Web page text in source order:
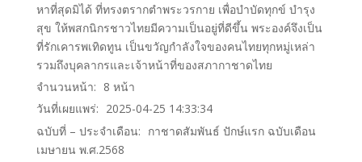
หาที่สุดมิได้ ที่ทรงตรากตําพระวรกาย เพื่อบําบัดทุกข์ บํารุง
สุข ให้พสกนิกรชาวไทยมีความเป็นอยู่ที่ดีขึ้น พระองค์จึงเป็น
ที่รักเคารพเทิดทูน เป็นขวัญกําลังใจของคนไทยทุกหมู่เหล่า
รวมถึงบุคลากรและเจ้าหน้าที่ของสภากาชาดไทย
จำนวนหน้า: 8 หน้า
วันที่เผยแพร่: 2025-04-25 14:33:34
ฉบับที่ – ประจำเดือน: กาชาดสัมพันธ์ ปักษ์แรก ฉบับเดือน
เมษายน พ.ศ.2568